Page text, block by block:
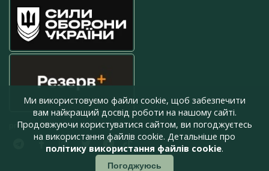
press@armyinform.com.ua
Ми використовуємо файли cookie, щоб забезпечити
вам найкращий досвід роботи на нашому сайті.
Продовжуючи користуватися сайтом, ви погоджуєтесь
на використання файлів cookie. Детальніше про
політику використання файлів cookie.
Погоджуюсь